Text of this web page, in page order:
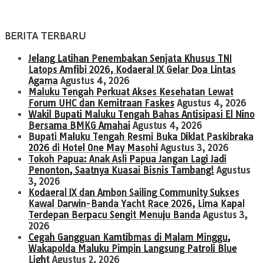
BERITA TERBARU
Jelang Latihan Penembakan Senjata Khusus TNI
Latops Amfibi 2026, Kodaeral IX Gelar Doa Lintas
Agama Agustus 4, 2026
Maluku Tengah Perkuat Akses Kesehatan Lewat
Forum UHC dan Kemitraan Faskes Agustus 4, 2026
Wakil Bupati Maluku Tengah Bahas Antisipasi El Nino
Bersama BMKG Amahai Agustus 4, 2026
Bupati Maluku Tengah Resmi Buka Diklat Paskibraka
2026 di Hotel One May Masohi Agustus 3, 2026
Tokoh Papua: Anak Asli Papua Jangan Lagi Jadi
Penonton, Saatnya Kuasai Bisnis Tambang! Agustus
3, 2026
Kodaeral IX dan Ambon Sailing Community Sukses
Kawal Darwin-Banda Yacht Race 2026, Lima Kapal
Terdepan Berpacu Sengit Menuju Banda Agustus 3,
2026
Cegah Gangguan Kamtibmas di Malam Minggu,
Wakapolda Maluku Pimpin Langsung Patroli Blue
Light Agustus 2, 2026